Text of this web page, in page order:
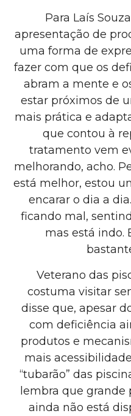
Para Laís
apresentação de
uma forma de
fazer com que os
abram a mente e
estar próximos de
mais prática e
que contou à
tratamento vem
melhorando, acho.
está melhor, estou
encarar o dia a
ficando mal,
mas está indo.
Veterano das
costuma visitar
disse que, apesar
com deficiência
produtos e
mais
“tubarão” das
lembra que grande
ainda não está